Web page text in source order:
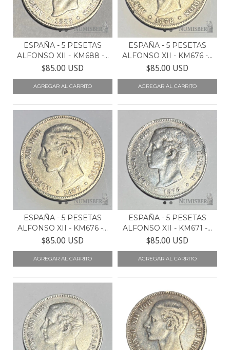
ESPAÑA - 5 PESETAS
ALFONSO XII - KM688 -...
$85.00 USD
ESPAÑA - 5 PESETAS
ALFONSO XII - KM676 -...
$85.00 USD
ESPAÑA - 5 PESETAS
ALFONSO XII - KM676 -...
$85.00 USD
ESPAÑA - 5 PESETAS
ALFONSO XII - KM671 -...
$85.00 USD